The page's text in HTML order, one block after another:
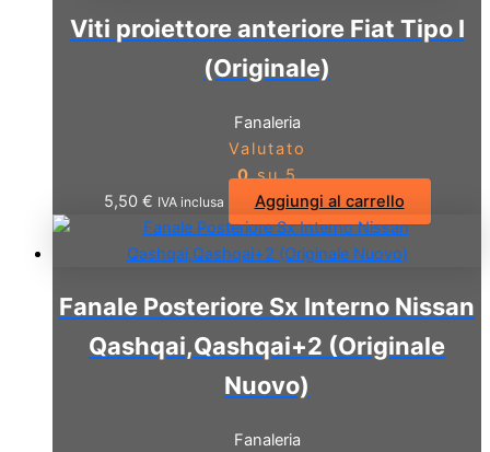
Viti proiettore anteriore Fiat Tipo I
(Originale)
Fanaleria
Valutato
0su 5
5,50 € IVA inclusa Aggiungi al carrello
Fanale Posteriore Sx Interno Nissan
Qashqai,Qashqai+2 (Originale
Nuovo)
Fanaleria